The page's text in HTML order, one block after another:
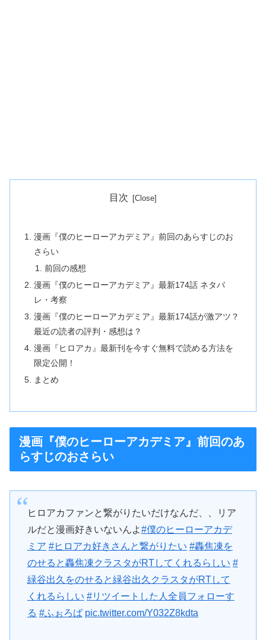
目次
漫画『僕のヒーローアカデミア』前回のあらすじのお
さらい
前回の感想
漫画『僕のヒーローアカデミア』最新174話 ネタバ
レ・考察
漫画『僕のヒーローアカデミア』最新174話が激アツ？
最近の読者の評判・感想は？
漫画『ヒロアカ』最新刊を今すぐ無料で読める方法を
限定公開！
まとめ
漫画『僕のヒーローアカデミア』前回のあ
らすじのおさらい
ヒロアカファンと繋がりたいだけなんだ、、リア
ルだと漫画好きいないんよ#僕のヒーローアカデ
ミア #ヒロアカ好きさんと繋がりたい #轟焦凍を
のせると轟焦凍クラスタがRTしてくれるらしい #
緑谷出久をのせると緑谷出久クラスタがRTして
くれるらしい #リツイートした人全員フォローす
る #ふぉろば pic.twitter.com/Y032Z8kdta